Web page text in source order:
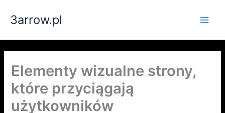
3arrow.pl
Elementy wizualne strony,
które przyciągają
użytkowników